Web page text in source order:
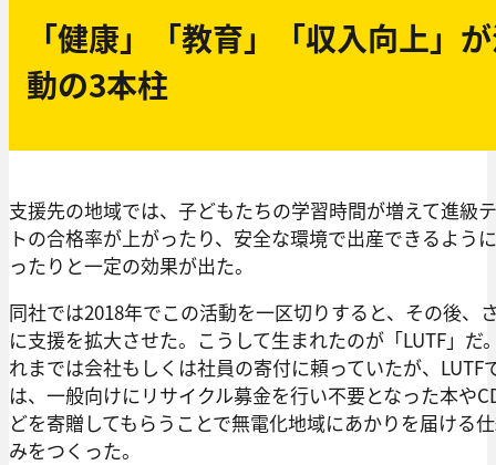
「健康」「教育」「収入向上」
動の3本柱
支援先の地域では、子どもたちの学習時間が増えて進級
トの合格率が上がったり、安全な環境で出産できるよう
ったりと一定の効果が出た。
同社では2018年でこの活動を一区切りすると、その後、
に支援を拡大させた。こうして生まれたのが「LUTF」だ
れまでは会社もしくは社員の寄付に頼っていたが、LUTF
は、一般向けにリサイクル募金を行い不要となった本や
どを寄贈してもらうことで無電化地域にあかりを届ける
みをつくった。